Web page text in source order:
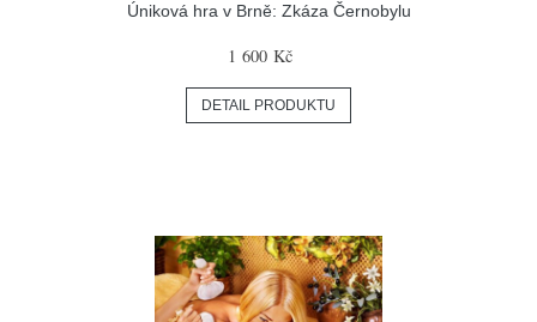
Úniková hra v Brně: Zkáza Černobylu
1 600 Kč
DETAIL PRODUKTU